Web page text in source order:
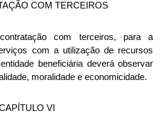
COM TERCEIROS
com terceiros, para a
com a utilização de recursos
beneficiária deverá observar
moralidade e economicidade.
VI